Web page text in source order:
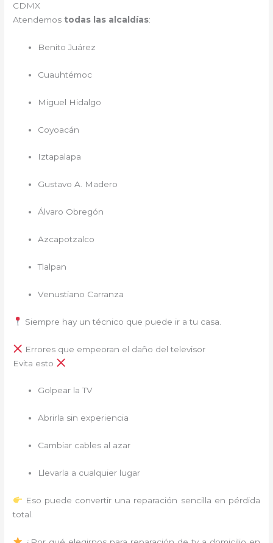
CDMX
Atendemos todas las alcaldías:
Benito Juárez
Cuauhtémoc
Miguel Hidalgo
Coyoacán
Iztapalapa
Gustavo A. Madero
Álvaro Obregón
Azcapotzalco
Tlalpan
Venustiano Carranza
Siempre hay un técnico que puede ir a tu casa.
Errores que empeoran el daño del televisor
Evita esto
Golpear la TV
Abrirla sin experiencia
Cambiar cables al azar
Llevarla a cualquier lugar
Eso puede convertir una reparación sencilla en pérdida
total.